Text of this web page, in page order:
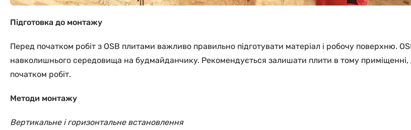
Підготовка до монтажу
Перед початком робіт з OSB плитами важливо правильно підготувати матеріал і робочу поверхню.
навколишнього середовища на будмайданчику. Рекомендується залишати плити в тому приміщенні,
початком робіт.
Методи монтажу
Вертикальне і горизонтальне встановлення